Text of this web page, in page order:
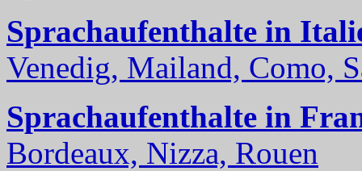
Sprachaufenthalte in
Venedig, Mailand, Como,
Sprachaufenthalte in
Bordeaux, Nizza, Rouen